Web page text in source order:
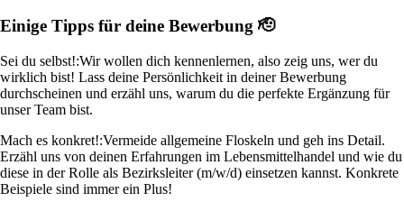
Einige Tipps für deine Bewerbung 🫡
Sei du selbst!:Wir wollen dich kennenlernen, also zeig uns, wer du
wirklich bist! Lass deine Persönlichkeit in deiner Bewerbung
durchscheinen und erzähl uns, warum du die perfekte Ergänzung für
unser Team bist.
Mach es konkret!:Vermeide allgemeine Floskeln und geh ins Detail.
Erzähl uns von deinen Erfahrungen im Lebensmittelhandel und wie du
diese in der Rolle als Bezirksleiter (m/w/d) einsetzen kannst. Konkrete
Beispiele sind immer ein Plus!